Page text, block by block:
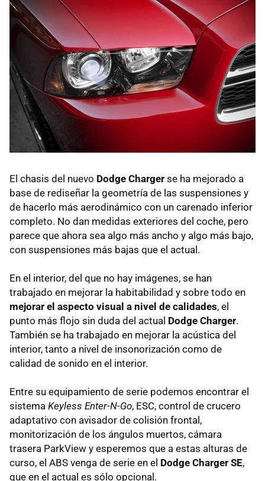
El chasis del nuevo Dodge Charger se ha mejorado a
base de rediseñar la geometría de las suspensiones y
de hacerlo más aerodinámico con un carenado inferior
completo. No dan medidas exteriores del coche, pero
parece que ahora sea algo más ancho y algo más bajo,
con suspensiones más bajas que el actual.
En el interior, del que no hay imágenes, se han
trabajado en mejorar la habitabilidad y sobre todo en
mejorar el aspecto visual a nivel de calidades, el
punto más flojo sin duda del actual Dodge Charger.
También se ha trabajado en mejorar la acústica del
interior, tanto a nivel de insonorización como de
calidad de sonido en el interior.
Entre su equipamiento de serie podemos encontrar el
sistema Keyless Enter-N-Go, ESC, control de crucero
adaptativo con avisador de colisión frontal,
monitorización de los ángulos muertos, cámara
trasera ParkView y esperemos que a estas alturas de
curso, el ABS venga de serie en el Dodge Charger SE,
que en el actual es sólo opcional.